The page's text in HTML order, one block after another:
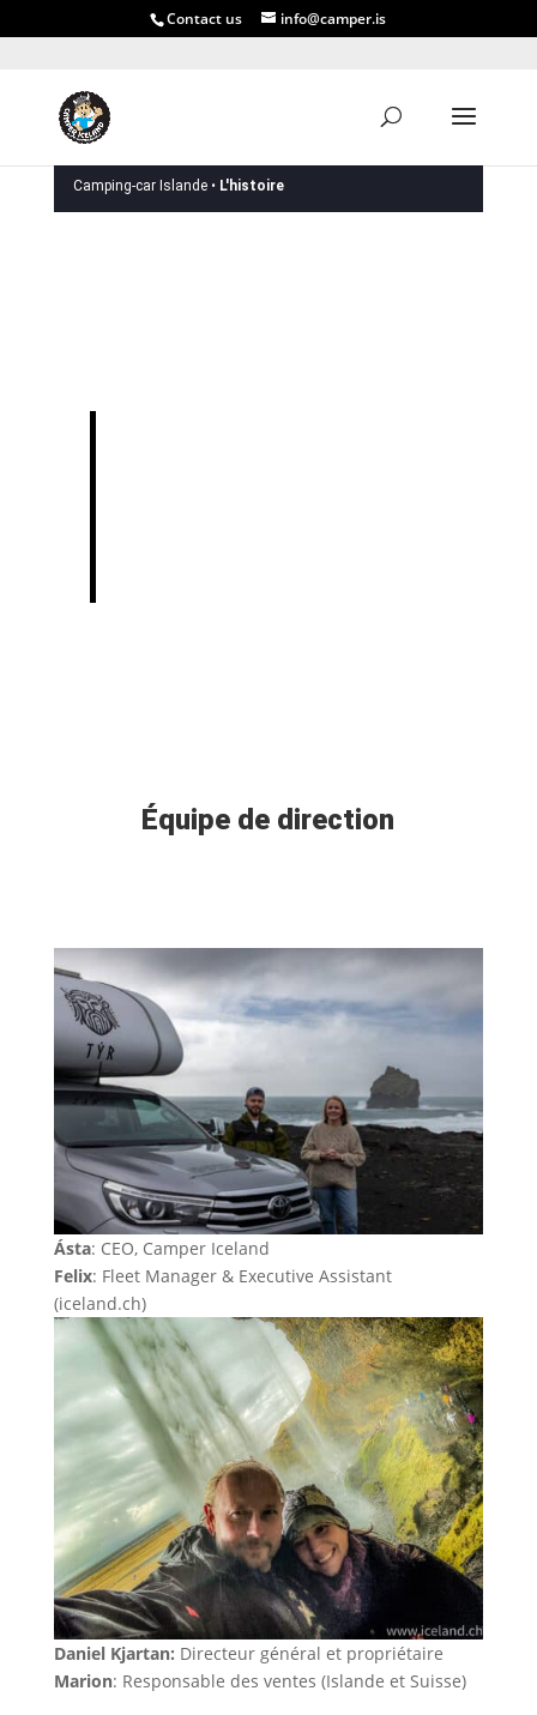
Contact us info@camper.is
Camping-car Islande •L'histoire
Équipe de direction
Ásta: CEO, Camper Iceland
Felix: Fleet Manager & Executive Assistant
(iceland.ch)
Daniel Kjartan: Directeur général et propriétaire
Marion: Responsable des ventes (Islande et Suisse)